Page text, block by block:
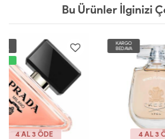
Bu Ürünler İlginizi
KARGO
BEDAVA
4 AL 3 ÖDE